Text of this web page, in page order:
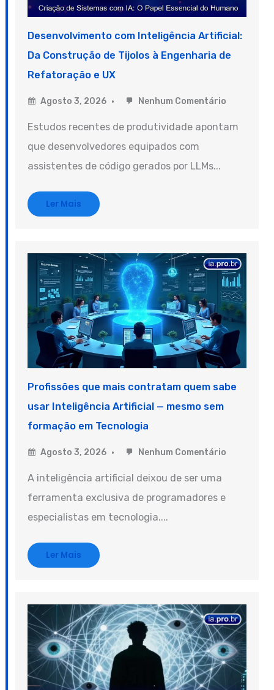
Desenvolvimento com Inteligência Artificial:
Da Construção de Tijolos à Engenharia de
Refatoração e UX
Agosto 3, 2026 Nenhum Comentário
Estudos recentes de produtividade apontam
que desenvolvedores equipados com
assistentes de código gerados por LLMs...
Ler Mais
Profissões que mais contratam quem sabe
usar Inteligência Artificial — mesmo sem
formação em Tecnologia
Agosto 3, 2026 Nenhum Comentário
A inteligência artificial deixou de ser uma
ferramenta exclusiva de programadores e
especialistas em tecnologia....
Ler Mais